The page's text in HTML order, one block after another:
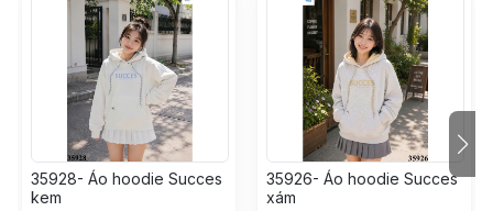
35928- Áo hoodie Succes
kem
35926- Áo hoodie Succes
xám